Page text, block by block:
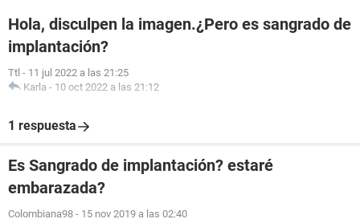
Hola, disculpen la imagen.¿Pero es sangrado de
implantación?
Ttl - 11 jul 2022 a las 21:25
Karla - 10 oct 2022 a las 21:12
1 respuesta
Es Sangrado de implantación? estaré
embarazada?
Colombiana98 - 15 nov 2019 a las 02:40